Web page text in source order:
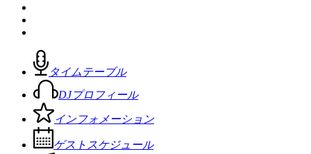
タイムテーブル
DJプロフィール
インフォメーション
ゲストスケジュール